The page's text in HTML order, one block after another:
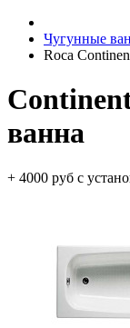
Чугунные
Roca
ванна
+ 4000 руб с